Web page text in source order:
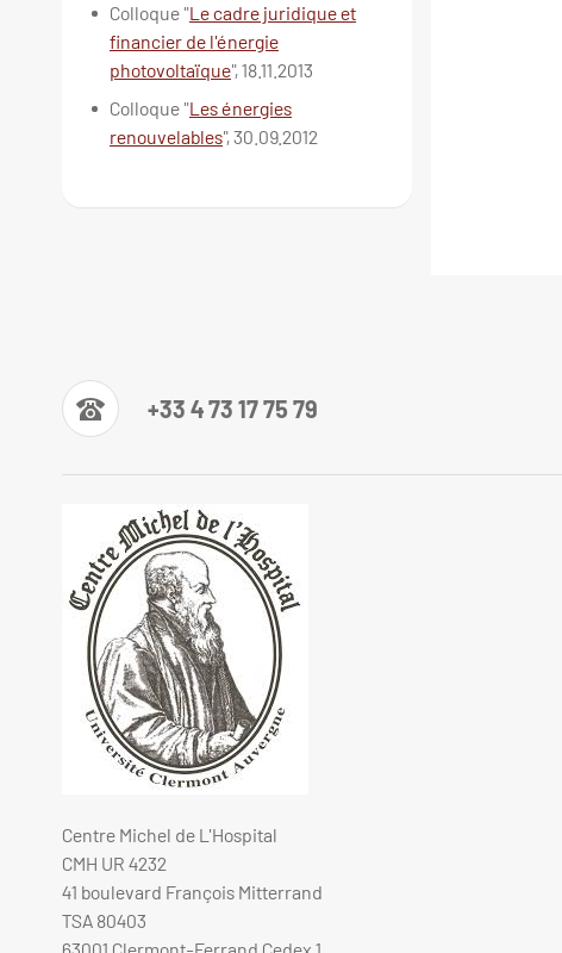
Colloque "Le cadre juridique et
financier de l'énergie
photovoltaïque", 18.11.2013
Colloque "Les énergies
renouvelables", 30.09.2012
+33 4 73 17 75 79
Centre Michel de L'Hospital
CMH UR 4232
41 boulevard François Mitterrand
TSA 80403